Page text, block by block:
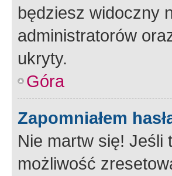
będziesz widoczny
administratorów
ukryty.
Góra
Zapomniałem
Nie martw się! Jeśli
możliwość